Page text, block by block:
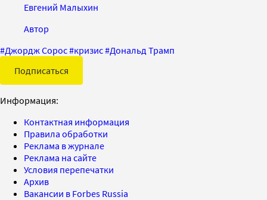
Евгений Малыхин
Автор
#Джордж Сорос#кризис#Дональд Трамп
Подписаться
Информация:
Контактная информация
Правила обработки
Реклама в журнале
Реклама на сайте
Условия перепечатки
Архив
Вакансии в Forbes Russia